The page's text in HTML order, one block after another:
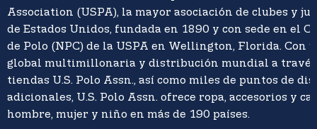
Association (USPA), la mayor asociación de clubes y
de Estados Unidos, fundada en 1890 y con sede en el
de Polo (NPC) de la USPA en Wellington, Florida. Con
global multimillonaria y distribución mundial a través
tiendas U.S. Polo Assn., así como miles de puntos de
adicionales, U.S. Polo Assn. ofrece ropa, accesorios y
hombre, mujer y niño en más de 190 países.